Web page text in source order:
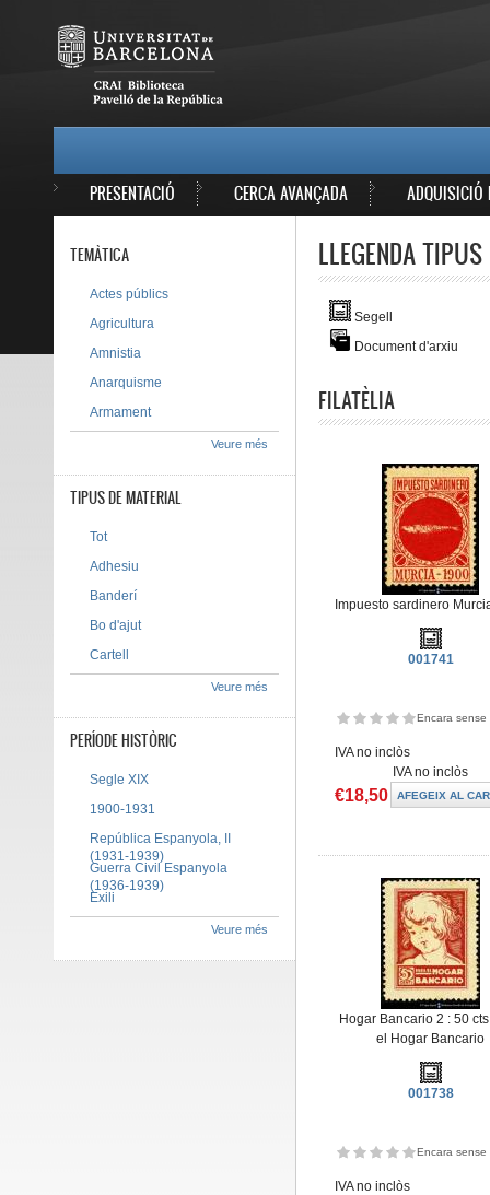
PRESENTACIÓ CERCA AVANÇADA ADQUISICIÓ
LLEGENDA
Segell
Document d'arxiu
FILATÈLIA
Impuesto sardinero
001741
Encara sense
IVA no inclòs
IVA no inclòs
€18,50
Hogar Bancario 2 : 50
el Hogar Bancario
001738
Encara sense
IVA no inclòs
TEMÀTICA
Actes públics
Agricultura
Amnistia
Anarquisme
Armament
Veure més
TIPUS DE MATERIAL
Tot
Adhesiu
Banderí
Bo d'ajut
Cartell
Veure més
PERÍODE HISTÒRIC
Segle XIX
1900-1931
República Espanyola, II
(1931-1939)
Guerra Civil Espanyola
(1936-1939)
Exili
Veure més